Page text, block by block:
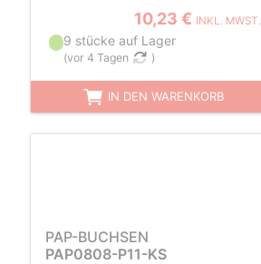
10,23 € INKL. MWST.
9 stücke auf Lager
(vor 4 Tagen )
IN DEN WARENKORB
PAP-BUCHSEN
PAP0808-P11-KS